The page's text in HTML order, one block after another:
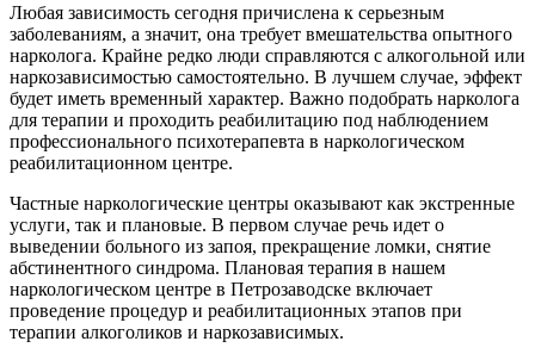
Любая зависимость сегодня причислена к серьезным
заболеваниям, а значит, она требует вмешательства опытного
нарколога. Крайне редко люди справляются с алкогольной или
наркозависимостью самостоятельно. В лучшем случае, эффект
будет иметь временный характер. Важно подобрать нарколога
для терапии и проходить реабилитацию под наблюдением
профессионального психотерапевта в наркологическом
реабилитационном центре.
Частные наркологические центры оказывают как экстренные
услуги, так и плановые. В первом случае речь идет о
выведении больного из запоя, прекращение ломки, снятие
абстинентного синдрома. Плановая терапия в нашем
наркологическом центре в Петрозаводске включает
проведение процедур и реабилитационных этапов при
терапии алкоголиков и наркозависимых.